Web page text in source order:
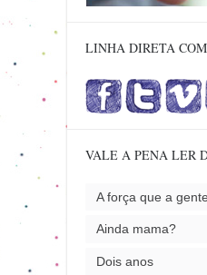
LINHA DIRETA
VALE A PENA LER
A força que a
Ainda mama?
Dois anos